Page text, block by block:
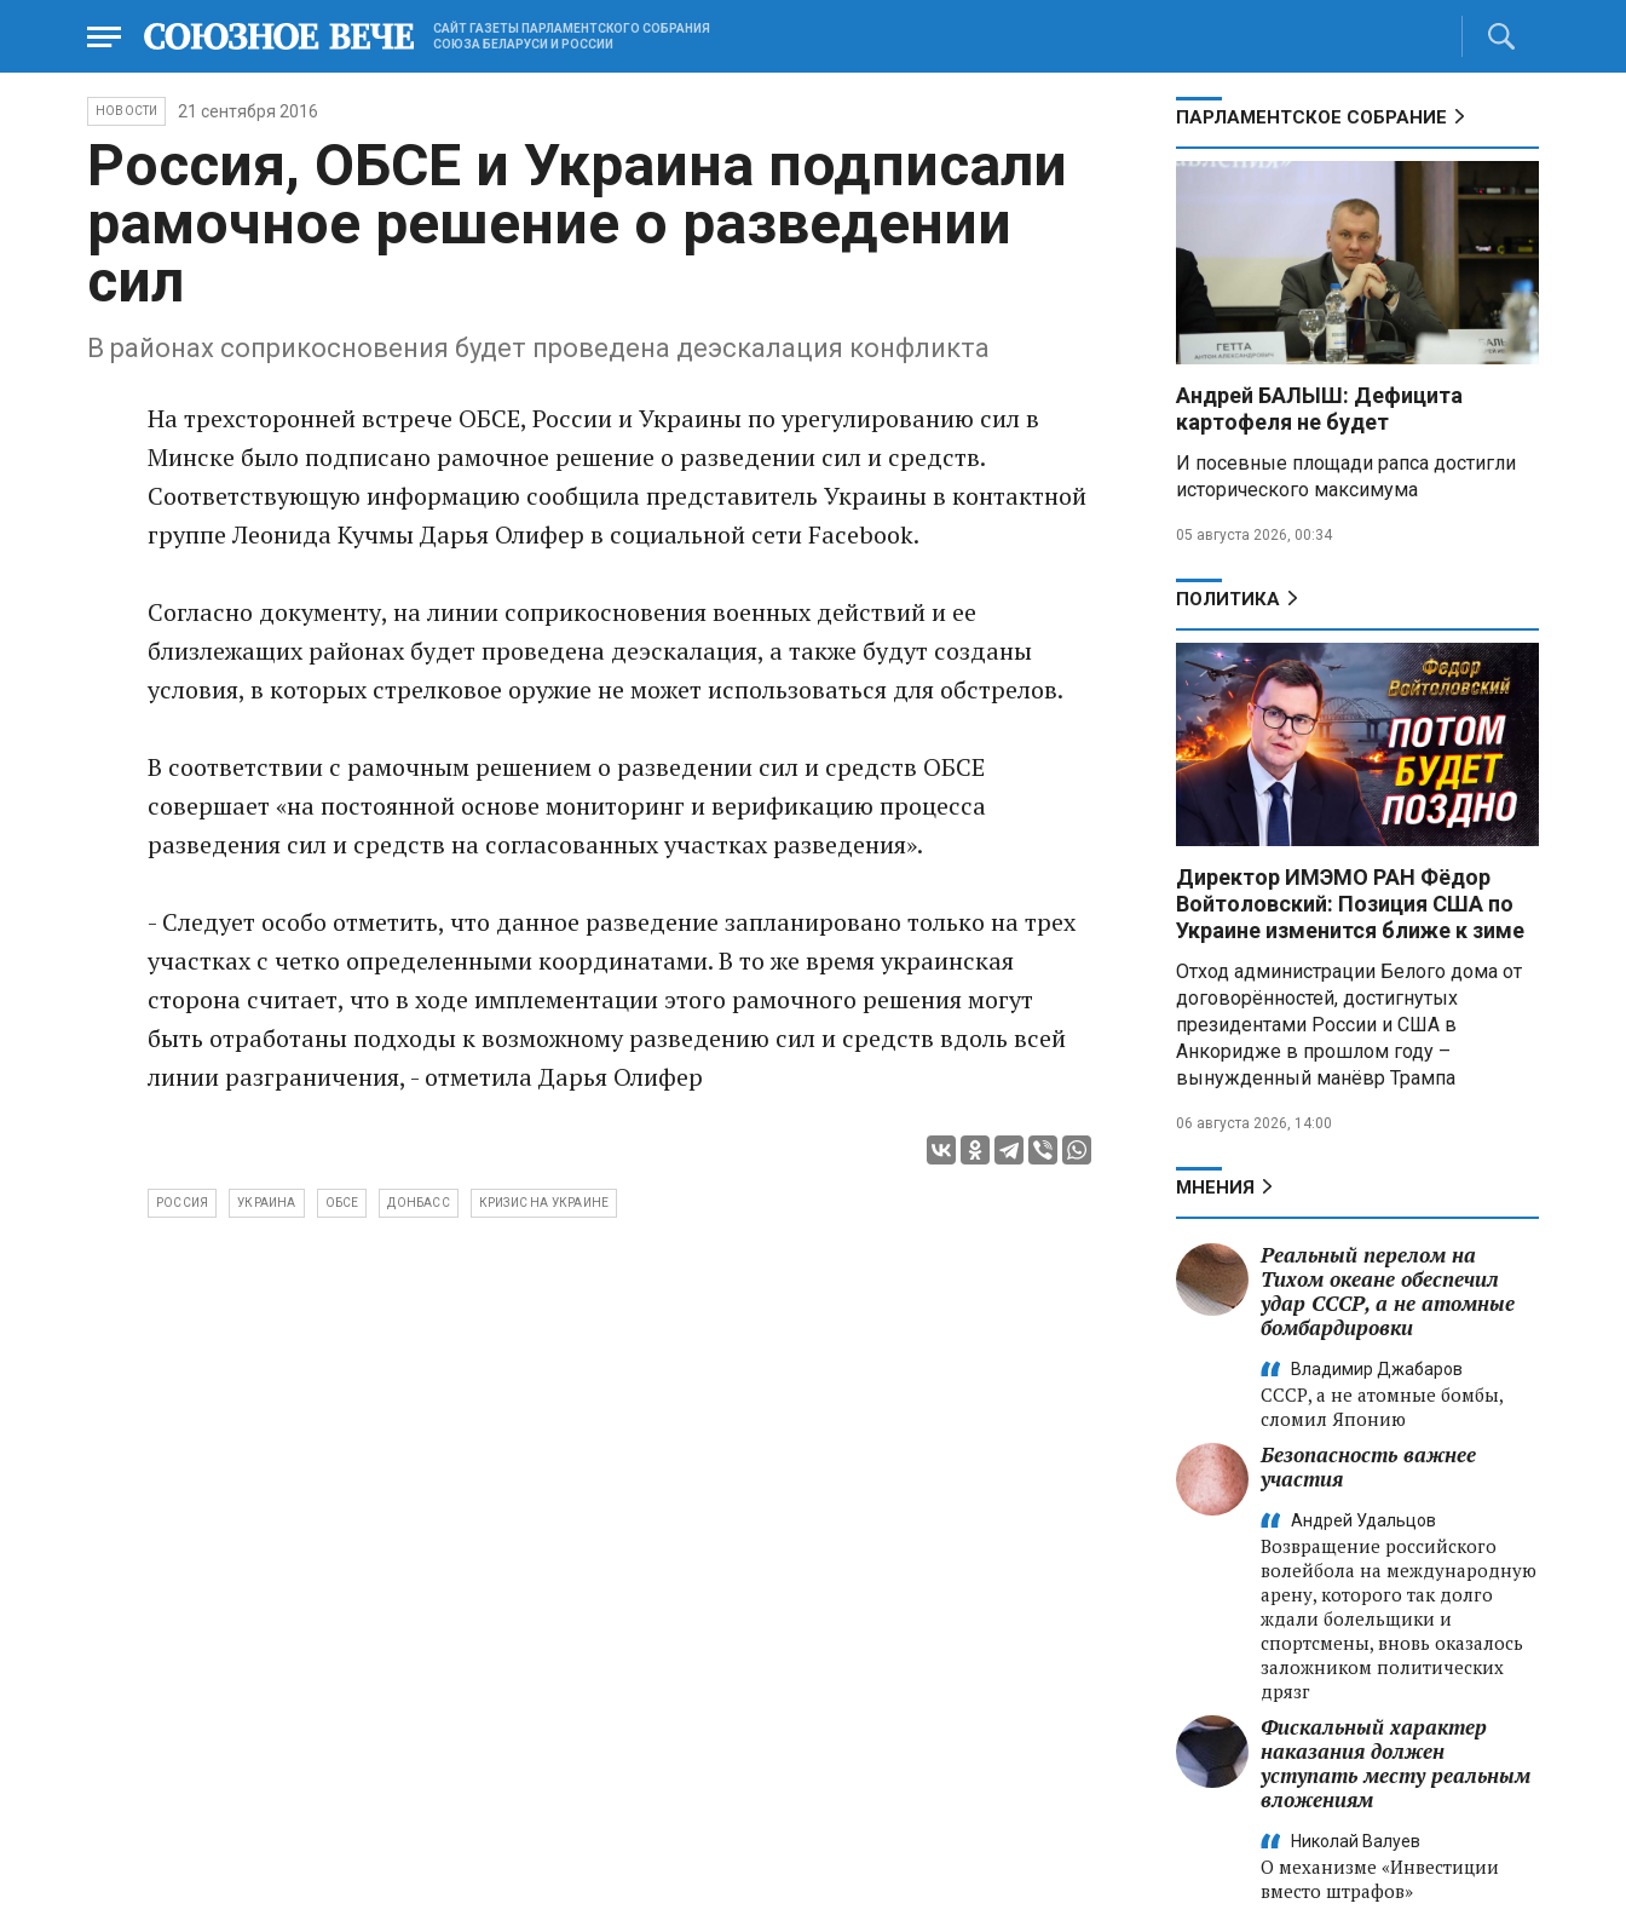
САЙТ ГАЗЕТЫ ПАРЛАМЕНТСКОГО СОБРАНИЯ
СОЮЗА БЕЛАРУСИ И РОССИИ
НОВОСТИ 21 сентября 2016
Россия, ОБСЕ и Украина подписали
рамочное решение о разведении
сил
В районах соприкосновения будет проведена деэскалация конфликта
На трехсторонней встрече ОБСЕ, России и Украины по урегулированию сил в
Минске было подписано рамочное решение о разведении сил и средств.
Соответствующую информацию сообщила представитель Украины в контактной
группе Леонида Кучмы Дарья Олифер в социальной сети Facebook.
Согласно документу, на линии соприкосновения военных действий и ее
близлежащих районах будет проведена деэскалация, а также будут созданы
условия, в которых стрелковое оружие не может использоваться для обстрелов.
В соответствии с рамочным решением о разведении сил и средств ОБСЕ
совершает «на постоянной основе мониторинг и верификацию процесса
разведения сил и средств на согласованных участках разведения».
- Следует особо отметить, что данное разведение запланировано только на трех
участках с четко определенными координатами. В то же время украинская
сторона считает, что в ходе имплементации этого рамочного решения могут
быть отработаны подходы к возможному разведению сил и средств вдоль всей
линии разграничения, - отметила Дарья Олифер
РОССИЯ УКРАИНА ОБСЕ ДОНБАСС КРИЗИС НА УКРАИНЕ
ПАРЛАМЕНТСКОЕ СОБРАНИЕ
Андрей БАЛЫШ: Дефицита
картофеля не будет
И посевные площади рапса достигли
исторического максимума
05 августа 2026, 00:34
ПОЛИТИКА
Директор ИМЭМО РАН Фёдор
Войтоловский: Позиция США по
Украине изменится ближе к зиме
Отход администрации Белого дома от
договорённостей, достигнутых
президентами России и США в
Анкоридже в прошлом году –
вынужденный манёвр Трампа
06 августа 2026, 14:00
МНЕНИЯ
Реальный перелом на
Тихом океане обеспечил
удар СССР, а не атомные
бомбардировки
Владимир Джабаров
СССР, а не атомные бомбы,
сломил Японию
Безопасность важнее
участия
Андрей Удальцов
Возвращение российского
волейбола на международную
арену, которого так долго
ждали болельщики и
спортсмены, вновь оказалось
заложником политических
дрязг
Фискальный характер
наказания должен
уступать месту реальным
вложениям
Николай Валуев
О механизме «Инвестиции
вместо штрафов»